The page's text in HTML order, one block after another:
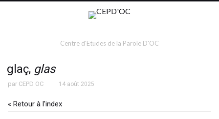
Centre d'Etudes de la Parole D'OC
glaç, glas
par CEPD OC 14 août 2025
« Retour à l'index